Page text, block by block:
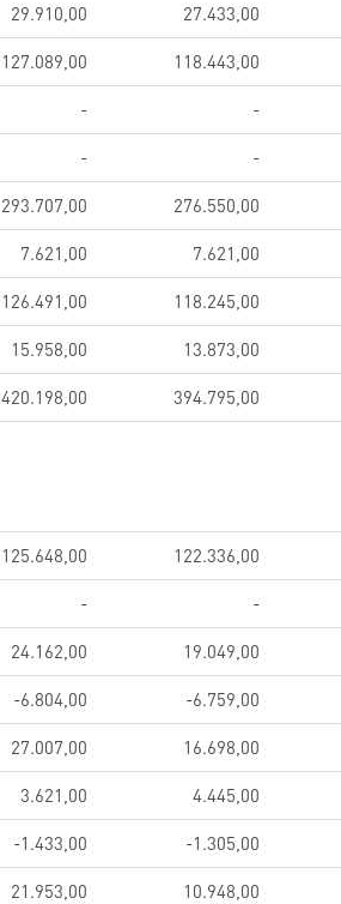
29.910,00 27.433,00
127.089,00 118.443,00
- -
- -
293.707,00 276.550,00
7.621,00 7.621,00
126.491,00 118.245,00
15.958,00 13.873,00
420.198,00 394.795,00
125.648,00 122.336,00
- -
24.162,00 19.049,00
-6.804,00 -6.759,00
27.007,00 16.698,00
3.621,00 4.445,00
-1.433,00 -1.305,00
21.953,00 10.948,00